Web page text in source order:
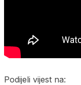
Podijeli vijest na: